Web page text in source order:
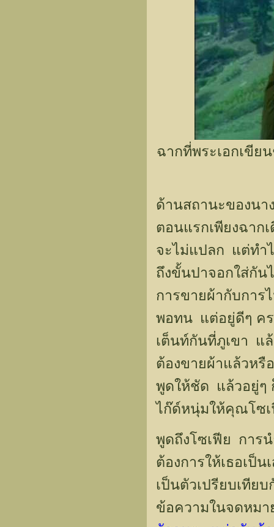
ฉากที่พระเอกเขีย
ด้านสถานะของนา
ตอนแรกเพียงฉาก
จะไม่แปลก แต่ทำ
ถึงขั้นปาจอกใส่กัน
การขายผ้ากับการ
พอทน แต่อยู่ดีๆ คร
เต็นท์กันที่ภูเขา แ
ต้องขายผ้าแล้วหรื
พูดให้ชัด แล้วอยู่ๆ
ไก๊ด์หนุ่มให้คุณโซเ
พูดถึงโซเฟีย การ
ต้องการให้เธอเป็
เป็นตัวเปรียบเที
ข้อความในจดหมา